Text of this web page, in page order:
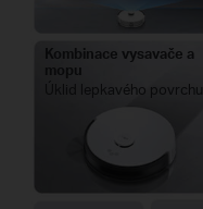
Kombinace vysavače a
mopu
Úklid lepkavého povrchu